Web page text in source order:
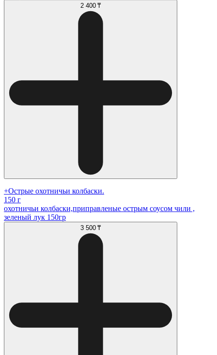
2 400 ₸
+Острые охотничьи колбаски.
150 г
охотничьи колбаски,приправленые острым соусом чили ,
зеленый лук 150гр
3 500 ₸